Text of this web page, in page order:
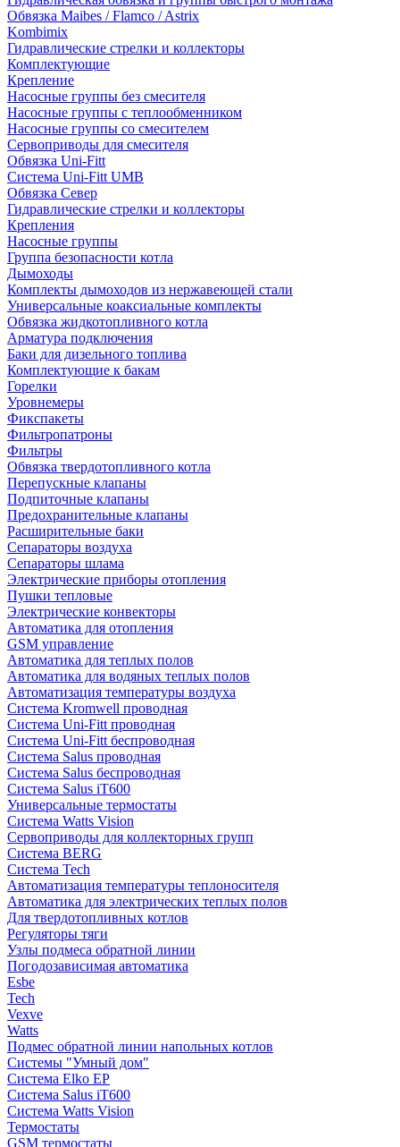
Обвязка Maibes / Flamco / Astrix
Kombimix
Гидравлические стрелки и коллекторы
Комплектующие
Крепление
Насосные группы без смесителя
Насосные группы с теплообменником
Насосные группы со смесителем
Сервоприводы для смесителя
Обвязка Uni-Fitt
Система Uni-Fitt UMB
Обвязка Север
Гидравлические стрелки и коллекторы
Крепления
Насосные группы
Группа безопасности котла
Дымоходы
Комплекты дымоходов из нержавеющей стали
Универсальные коаксиальные комплекты
Обвязка жидкотопливного котла
Арматура подключения
Баки для дизельного топлива
Комплектующие к бакам
Горелки
Уровнемеры
Фикспакеты
Фильтропатроны
Фильтры
Обвязка твердотопливного котла
Перепускные клапаны
Подпиточные клапаны
Предохранительные клапаны
Расширительные баки
Сепараторы воздуха
Сепараторы шлама
Электрические приборы отопления
Пушки тепловые
Электрические конвекторы
Автоматика для отопления
GSM управление
Автоматика для теплых полов
Автоматика для водяных теплых полов
Автоматизация температуры воздуха
Система Kromwell проводная
Система Uni-Fitt проводная
Система Uni-Fitt беспроводная
Система Salus проводная
Система Salus беспроводная
Система Salus iT600
Универсальные термостаты
Система Watts Vision
Сервоприводы для коллекторных групп
Система BERG
Система Tech
Автоматизация температуры теплоносителя
Автоматика для электрических теплых полов
Для твердотопливных котлов
Регуляторы тяги
Узлы подмеса обратной линии
Погодозависимая автоматика
Esbe
Tech
Vexve
Watts
Подмес обратной линии напольных котлов
Системы "Умный дом"
Система Elko EP
Система Salus iT600
Система Watts Vision
Термостаты
GSM термостаты